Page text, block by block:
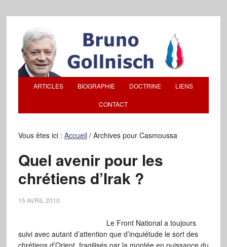
ARTICLES BIOGRAPHIE DOCTRINE LIENS
CONTACT
Vous êtes ici : Accueil /Archives pour Casmoussa
Quel avenir pour les
chrétiens d’Irak ?
15 AVRIL 2010
Le Front National a toujours
suivi avec autant d’attention que d’inquiétude le sort des
chrétiens d’Orient, fragilisés par la montée en puissance du